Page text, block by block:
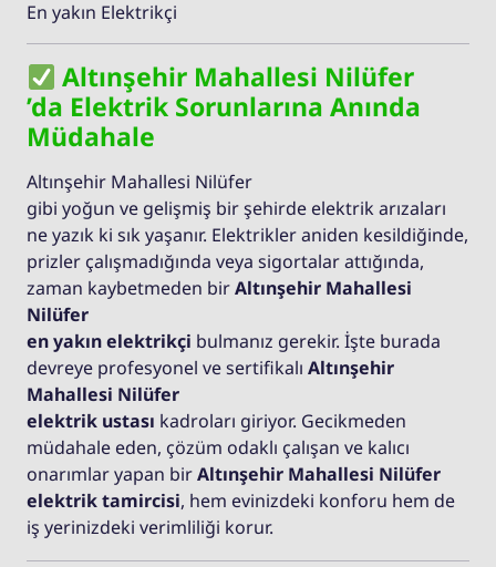
En yakın Elektrikçi
Altınşehir Mahallesi Nilüfer
’da Elektrik Sorunlarına Anında
Müdahale
Altınşehir Mahallesi Nilüfer
gibi yoğun ve gelişmiş bir şehirde elektrik arızaları
ne yazık ki sık yaşanır. Elektrikler aniden kesildiğinde,
prizler çalışmadığında veya sigortalar attığında,
zaman kaybetmeden birAltınşehir Mahallesi
Nilüfer
en yakın elektrikçi bulmanız gerekir. İşte burada
devreye profesyonel ve sertifikalı Altınşehir
Mahallesi Nilüfer
elektrik ustası kadroları giriyor. Gecikmeden
müdahale eden, çözüm odaklı çalışan ve kalıcı
onarımlar yapan birAltınşehir Mahallesi Nilüfer
elektrik tamircisi, hem evinizdeki konforu hem de
iş yerinizdeki verimliliği korur.